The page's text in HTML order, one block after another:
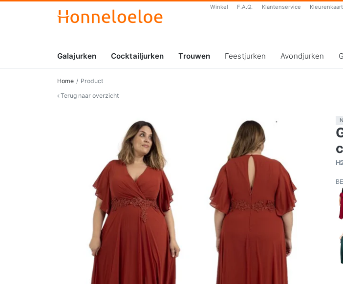
Winkel F.A.Q. Klantenservice Kleurenkaart
Galajurken Cocktailjurken Trouwen Feestjurken Avondjurken
Home
Product
Terug naar overzicht